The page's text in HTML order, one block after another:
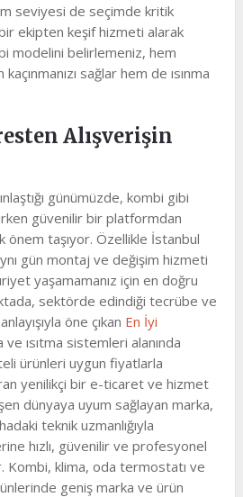
seviyesi de seçimde kritik
ekipten keşif hizmeti alarak
modelini belirlemeniz, hem
sağlar hem de ısınma
Alışverişin
günümüzde, kombi gibi
güvenilir bir platformdan
önem taşıyor. Özellikle İstanbul
gün montaj ve değişim hizmeti
yaşamamanız için en doğru
sektörde edindiği tecrübe ve
öne çıkan En İyi
ısıtma sistemleri alanında
ürünleri uygun fiyatlarla
yenilikçi bir e-ticaret ve hizmet
dünyaya uyum sağlayan marka,
teknik uzmanlığıyla
hızlı, güvenilir ve profesyonel
Kombi, klima, oda termostatı ve
geniş marka ve ürün